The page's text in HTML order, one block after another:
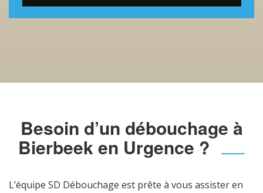
Besoin d’un débouchage à
Bierbeek en Urgence ?
L’équipe SD Débouchage est prête à vous assister en